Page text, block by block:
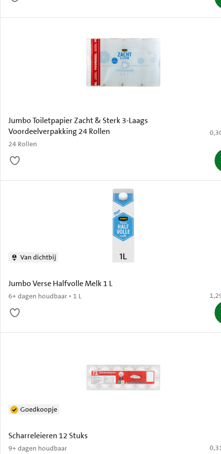
Jumbo Toiletpapier Zacht & Sterk 3-Laags
Voordeelverpakking 24 Rollen
24 Rollen
€
Jumbo Verse Halfvolle Melk 1 L
6+ dagen houdbaar • 1 L
Van dichtbij
€
Scharreleieren 12 Stuks
9+ dagen houdbaar
Goedkoopje
€